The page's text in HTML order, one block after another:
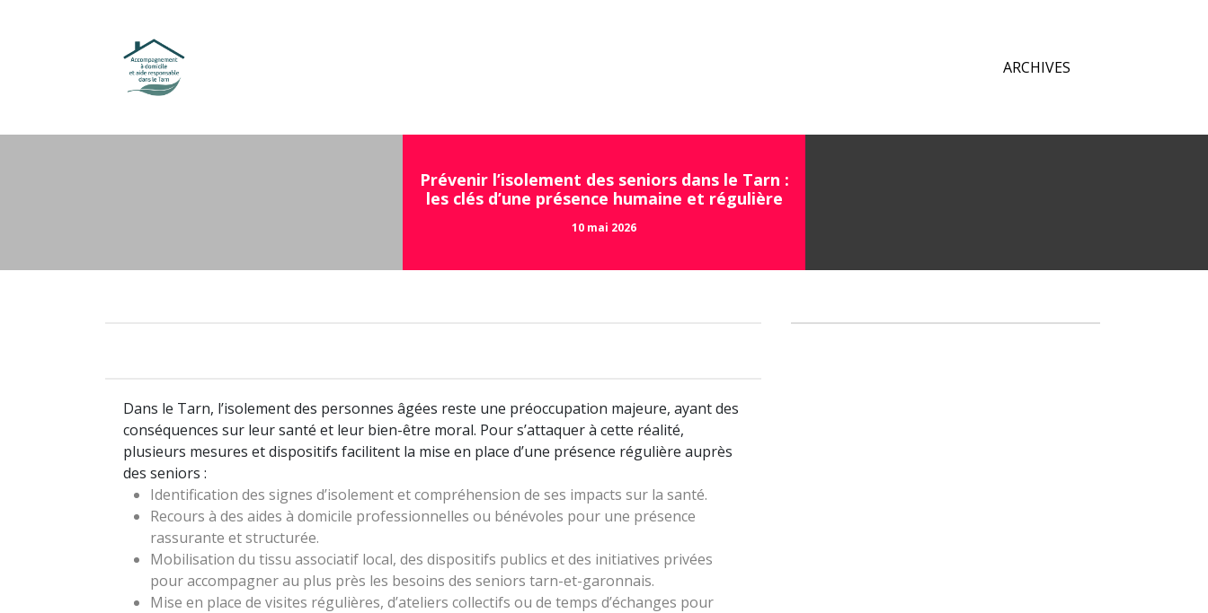
ARCHIVES
Prévenir l’isolement des seniors dans le Tarn :
les clés d’une présence humaine et régulière
10 mai 2026
Dans le Tarn, l’isolement des personnes âgées reste une préoccupation majeure, ayant des
conséquences sur leur santé et leur bien-être moral. Pour s’attaquer à cette réalité,
plusieurs mesures et dispositifs facilitent la mise en place d’une présence régulière auprès
des seniors :
Identification des signes d’isolement et compréhension de ses impacts sur la santé.
Recours à des aides à domicile professionnelles ou bénévoles pour une présence
rassurante et structurée.
Mobilisation du tissu associatif local, des dispositifs publics et des initiatives privées
pour accompagner au plus près les besoins des seniors tarn-et-garonnais.
Mise en place de visites régulières, d’ateliers collectifs ou de temps d’échanges pour